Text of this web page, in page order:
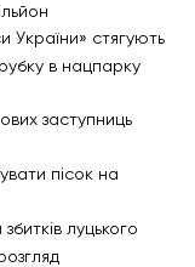
України» стягують
в нацпарку
заступниць
пісок на
луцького